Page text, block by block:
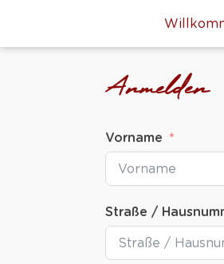
Anmelden
Vorname
Straße /